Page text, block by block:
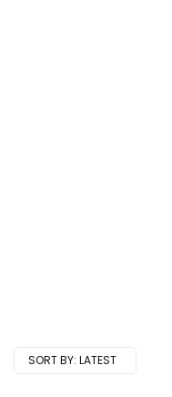
SORT BY: LATEST